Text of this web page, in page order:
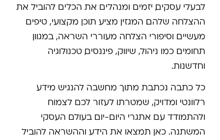
לבעלי עסקים, יזמים ומנהלים את הכלים להוביל את
ההצלחה שלהם. המגזין מציע תוכן מקצועי, טיפים
מעשיים וסיפורי הצלחה מעוררי השראה, במגוון
תחומים כמו ניהול, שיווק, פיננסים, טכנולוגיה
וחדשנות.
כל כתבה נכתבת מתוך מחשבה להנגיש מידע
רלוונטי ומדויק, שמטרתו לעזור לכם לצמוח
ולהתמודד עם אתגרי היום-יום בעולם העסקי
המשתנה. כאן תמצאו את הידע וההשראה להוביל